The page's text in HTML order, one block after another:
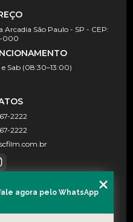
Arcadia São Paulo - SP - CEP:
000
e Sab (08:30–13:00)
2222
2222
agora pelo WhatsApp